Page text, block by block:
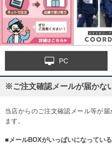
PC
※ご注文確認メールが届かな
当店からのご注文確認メール等が
ます。
■メールBOXがいっぱいになっている